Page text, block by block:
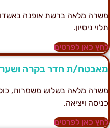
מלאה ברשת אופנה
ניסיון.
כאן לפרטים
ת חדר בקרה ושער
מלאה בשלוש משמרות,
ויציאה.
כאן לפרטים